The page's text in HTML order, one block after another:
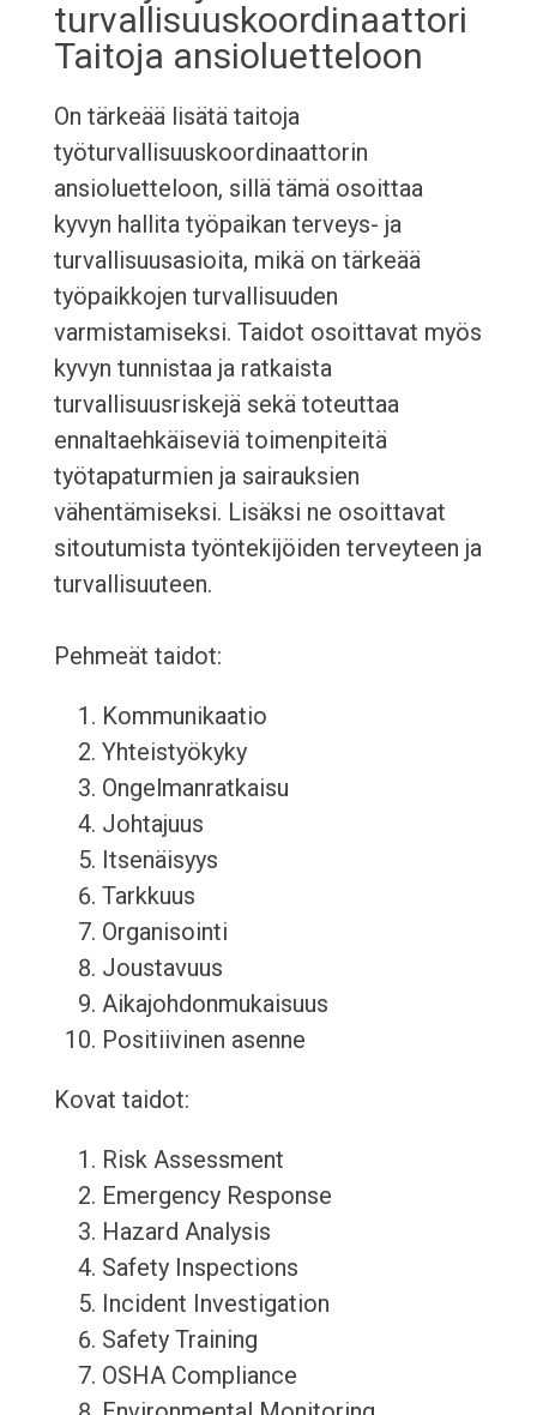
turvallisuuskoordinaattori
Taitoja ansioluetteloon
On tärkeää lisätä taitoja
työturvallisuuskoordinaattorin
ansioluetteloon, sillä tämä osoittaa
kyvyn hallita työpaikan terveys- ja
turvallisuusasioita, mikä on tärkeää
työpaikkojen turvallisuuden
varmistamiseksi. Taidot osoittavat myös
kyvyn tunnistaa ja ratkaista
turvallisuusriskejä sekä toteuttaa
ennaltaehkäiseviä toimenpiteitä
työtapaturmien ja sairauksien
vähentämiseksi. Lisäksi ne osoittavat
sitoutumista työntekijöiden terveyteen ja
turvallisuuteen.
Pehmeät taidot:
Kommunikaatio
Yhteistyökyky
Ongelmanratkaisu
Johtajuus
Itsenäisyys
Tarkkuus
Organisointi
Joustavuus
Aikajohdonmukaisuus
Positiivinen asenne
Kovat taidot:
Risk Assessment
Emergency Response
Hazard Analysis
Safety Inspections
Incident Investigation
Safety Training
OSHA Compliance